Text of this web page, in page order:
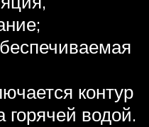
контур
водой.